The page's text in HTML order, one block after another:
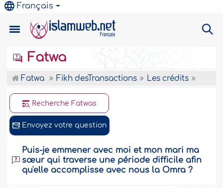
Français
Fatwa
Fatwa Fikh desTransactions Les crédits
Recherche Fatwas
Envoyez votre question
Puis-je emmener avec moi et mon mari ma
sœur qui traverse une période difficile afin
qu'elle accomplisse avec nous la Omra ?